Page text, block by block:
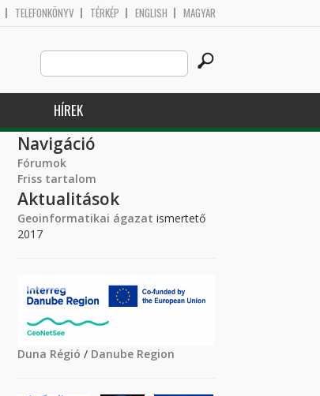
TELEFONKÖNYV TÉRKÉP ENGLISH MAGYAR
Search
this
site
HÍREK
Navigáció
Fórumok
Friss tartalom
Aktualitások
Geoinformatikai ágazat ismertető
2017
Duna Régió / Danube Region